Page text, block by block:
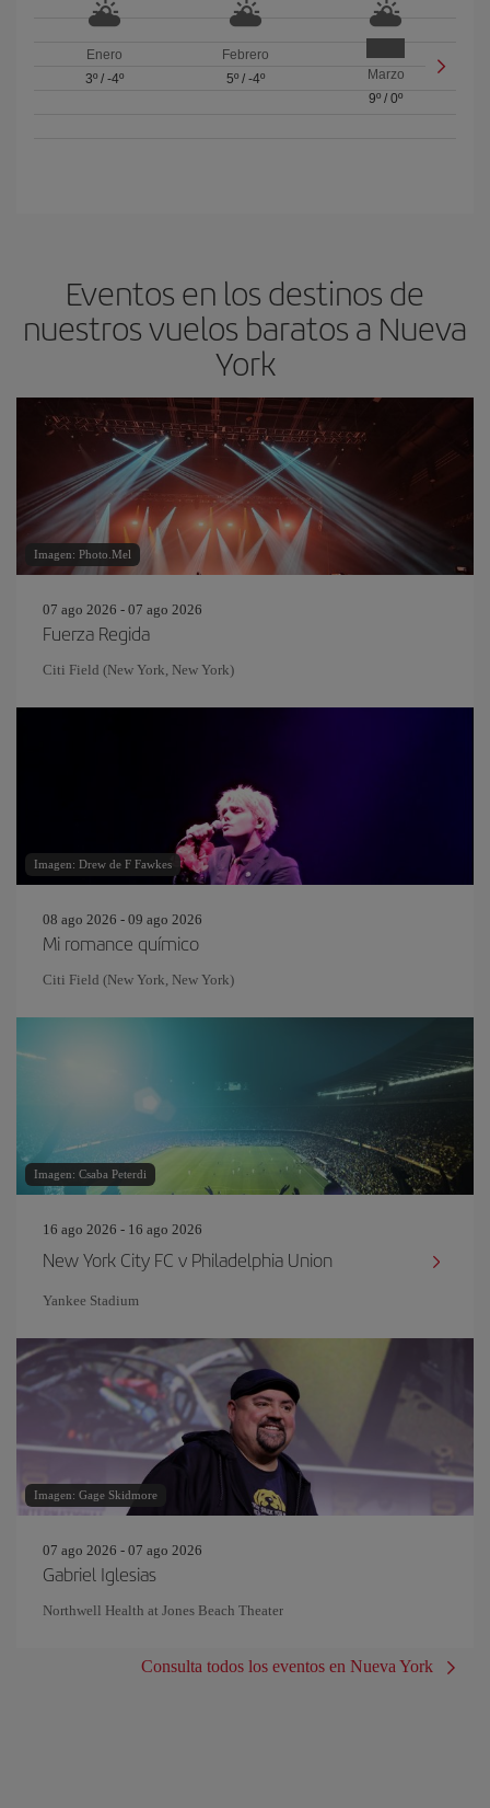
Enero
3º/ -4º
Febrero
5º/ -4º
Marzo
9º /0º
Eventos en los destinos de
nuestros vuelos baratos a Nueva
York
Imagen: Photo.Mel
07 ago 2026 - 07 ago 2026
Fuerza Regida
Citi Field (New York, New York)
Imagen: Drew de F Fawkes
08 ago 2026 - 09 ago 2026
Mi romance químico
Citi Field (New York, New York)
Imagen: Csaba Peterdi
16 ago 2026 - 16 ago 2026
New York City FC v Philadelphia Union
Yankee Stadium
Imagen: Gage Skidmore
07 ago 2026 - 07 ago 2026
Gabriel Iglesias
Northwell Health at Jones Beach Theater
Consulta todos los eventos en Nueva York